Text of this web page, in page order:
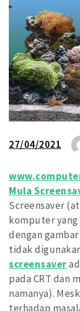
27/04/2021
Mula
Screensaver
komputer yang
dengan
tidak
screensaver
pada CRT dan
namanya).
terhadap